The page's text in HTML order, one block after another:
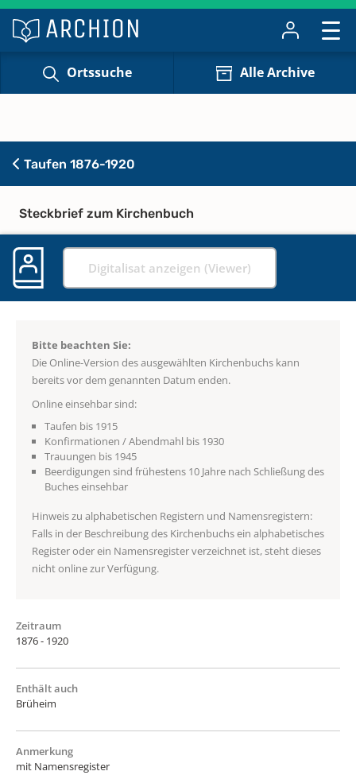
Ortssuche Alle Archive
Taufen 1876-1920
Steckbrief zum Kirchenbuch
Digitalisat anzeigen (Viewer)
Bitte beachten Sie:
Die Online-Version des ausgewählten Kirchenbuchs kann
bereits vor dem genannten Datum enden.
Online einsehbar sind:
Taufen bis 1915
Konfirmationen / Abendmahl bis 1930
Trauungen bis 1945
Beerdigungen sind frühestens 10 Jahre nach Schließung des
Buches einsehbar
Hinweis zu alphabetischen Registern und Namensregistern:
Falls in der Beschreibung des Kirchenbuchs ein alphabetisches
Register oder ein Namensregister verzeichnet ist, steht dieses
nicht online zur Verfügung.
Zeitraum
1876 - 1920
Enthält auch
Brüheim
Anmerkung
mit Namensregister